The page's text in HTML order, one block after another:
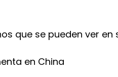
que se pueden ver en
en China